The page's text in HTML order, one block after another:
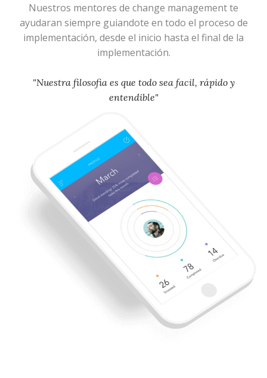
Nuestros mentores de change management te
ayudaran siempre guiandote en todo el proceso de
implementación, desde el inicio hasta el final de la
implementación.
"Nuestra filosofia es que todo sea facil, rápido y
entendible"